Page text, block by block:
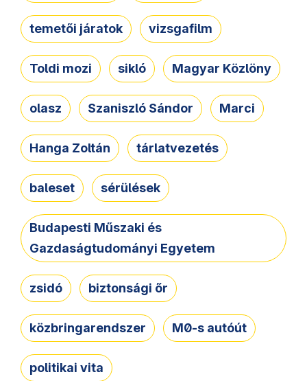
temetői járatok vizsgafilm
Toldi mozi sikló Magyar Közlöny
olasz Szaniszló Sándor Marci
Hanga Zoltán tárlatvezetés
baleset sérülések
Budapesti Műszaki és
Gazdaságtudományi Egyetem
zsidó biztonsági őr
közbringarendszer M0-s autóút
politikai vita